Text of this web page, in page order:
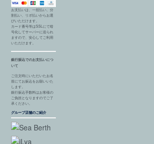
お支払いは、一括払い、分
割払い、リボ払いからお選
びいただけます。
カード番号等はSSLにて暗
号化してサーバーに送られ
ますので、安心してご利用
いただけます。
銀行振込でのお支払いにつ
いて
ご注文時にいただいたお名
前にてお振込をお願いいた
します。
銀行振込手数料はお客様の
ご負担となりますのでご了
承ください。
グループ店舗のご紹介